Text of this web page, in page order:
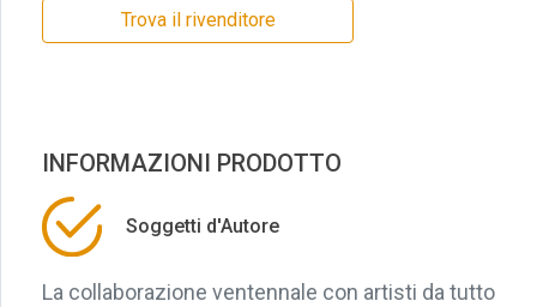
Trova il rivenditore
INFORMAZIONI PRODOTTO
Soggetti d'Autore
La collaborazione ventennale con artisti da tutto